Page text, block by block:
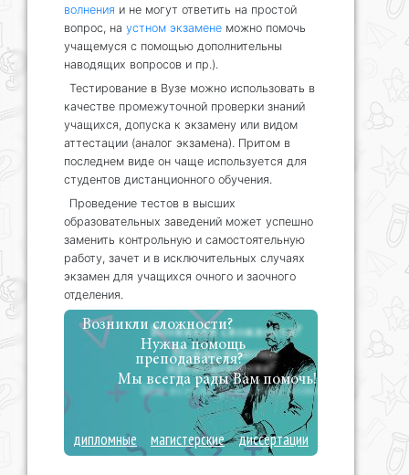
волнения и не могут ответить на простой
вопрос, на устном экзамене можно помочь
учащемуся с помощью дополнительны
наводящих вопросов и пр.).
Тестирование в Вузе можно использовать в
качестве промежуточной проверки знаний
учащихся, допуска к экзамену или видом
аттестации (аналог экзамена). Притом в
последнем виде он чаще используется для
студентов дистанционного обучения.
Проведение тестов в высших
образовательных заведений может успешно
заменить контрольную и самостоятельную
работу, зачет и в исключительных случаях
экзамен для учащихся очного и заочного
отделения.
Возникли сложности?
Нужна помощь
преподавателя?
Мы всегда рады Вам помочь!
дипломные магистерские диссертации